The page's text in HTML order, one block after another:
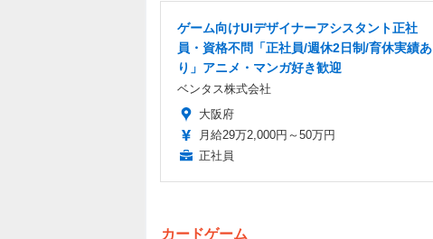
ゲーム向けUIデザイナーアシスタント正社
員・資格不問「正社員/週休2日制/育休実績あ
り」アニメ・マンガ好き歓迎
ベンタス株式会社
大阪府
月給29万2,000円～50万円
正社員
カードゲーム